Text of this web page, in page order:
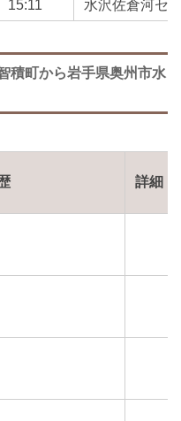
15:11 水沢佐倉河セ
積町から岩手県奥州市水
詳細